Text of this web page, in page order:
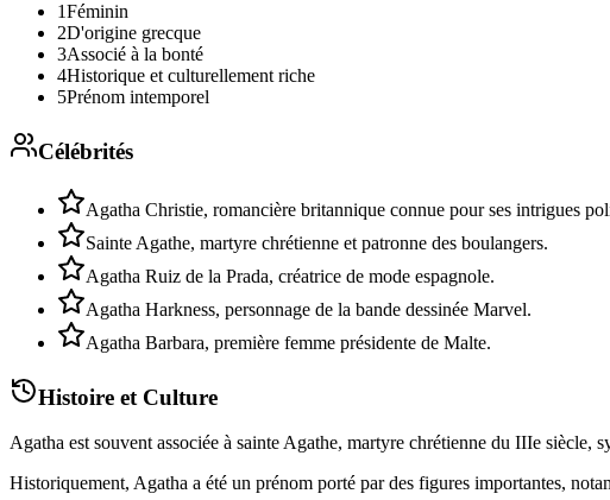
1Féminin
2D'origine grecque
3Associé à la bonté
4Historique et culturellement riche
5Prénom intemporel
Célébrités
Agatha Christie, romancière britannique connue pour ses intrigues
Sainte Agathe, martyre chrétienne et patronne des boulangers.
Agatha Ruiz de la Prada, créatrice de mode espagnole.
Agatha Harkness, personnage de la bande dessinée Marvel.
Agatha Barbara, première femme présidente de Malte.
Histoire et Culture
Agatha est souvent associée à sainte Agathe, martyre chrétienne du IIIe siècle,
Historiquement, Agatha a été un prénom porté par des figures importantes,